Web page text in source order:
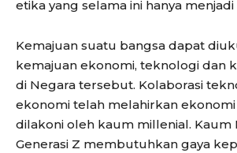
etika yang selama ini hanya
Kemajuan suatu bangsa dapat
kemajuan ekonomi, teknologi dan
di Negara tersebut. Kolaborasi
ekonomi telah melahirkan
dilakoni oleh kaum millenial. Kaum
Generasi Z membutuhkan gaya